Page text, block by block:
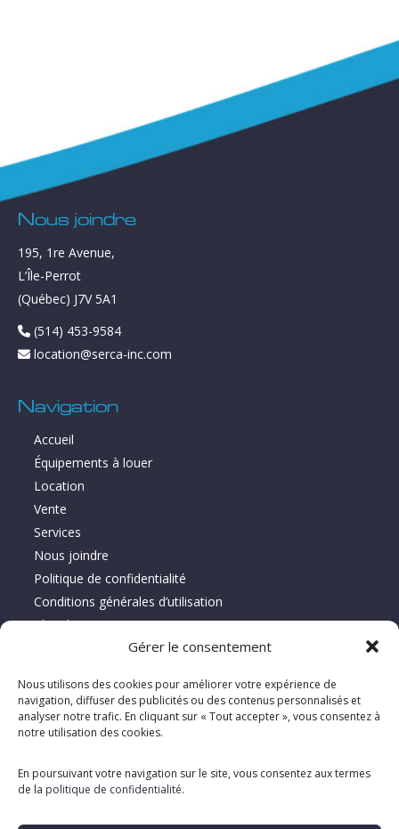
Gérer le consentement
Nous utilisons des cookies pour améliorer votre expérience de
navigation, diffuser des publicités ou des contenus personnalisés et
analyser notre trafic. En cliquant sur « Tout accepter », vous consentez à
notre utilisation des cookies.
En poursuivant votre navigation sur le site, vous consentez aux termes
de la politique de confidentialité.
Nous joindre
195, 1re Avenue,
L’Île-Perrot
(Québec) J7V 5A1
(514) 453-9584
location@serca-inc.com
Navigation
Accueil
Équipements à louer
Location
Vente
Services
Nous joindre
Politique de confidentialité
Conditions générales d’utilisation
Plan du site
À propos de Location Serca
Spécialiste depuis 1995 en vente, location et réparation
d’équipements d’entretien de planchers, offrant des solutions